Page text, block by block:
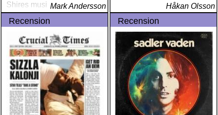
Shires musik gottMark Andersson Håkan Olsson
Recension Recension